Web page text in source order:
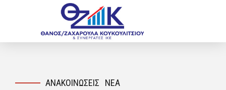
ΑΝΑΚΟΙΝΏΣΕΙΣ ΝΈΑ